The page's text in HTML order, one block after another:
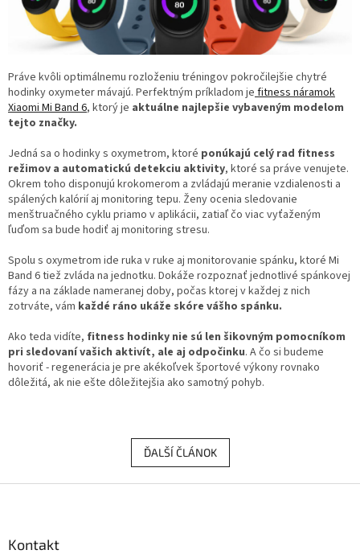
Práve kvôli optimálnemu rozloženiu tréningov pokročilejšie chytré
hodinky oxymeter mávajú. Perfektným príkladom je fitness náramok
Xiaomi Mi Band 6, ktorý je aktuálne najlepšie vybaveným modelom
tejto značky.
Jedná sa o hodinky s oxymetrom, ktoré ponúkajú celý rad fitness
režimov a automatickú detekciu aktivity, ktoré sa práve venujete.
Okrem toho disponujú krokomerom a zvládajú meranie vzdialenosti a
spálených kalórií aj monitoring tepu. Ženy ocenia sledovanie
menštruačného cyklu priamo v aplikácii, zatiaľ čo viac vyťaženým
ľuďom sa bude hodiť aj monitoring stresu.
Spolu s oxymetrom ide ruka v ruke aj monitorovanie spánku, ktoré Mi
Band 6 tiež zvláda na jednotku. Dokáže rozpoznať jednotlivé spánkovej
fázy a na základe nameranej doby, počas ktorej v každej z nich
zotrváte, vám každé ráno ukáže skóre vášho spánku.
Ako teda vidíte, fitness hodinky nie sú len šikovným pomocníkom
pri sledovaní vašich aktivít, ale aj odpočinku. A čo si budeme
hovoriť - regenerácia je pre akékoľvek športové výkony rovnako
dôležitá, ak nie ešte dôležitejšia ako samotný pohyb.
ĎALŠÍ ČLÁNOK
Kontakt